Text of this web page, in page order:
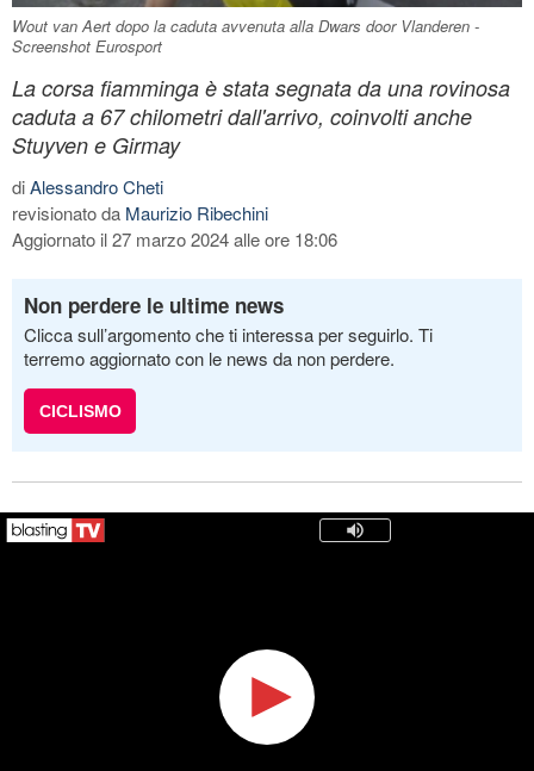
Wout van Aert dopo la caduta avvenuta alla Dwars door Vlanderen -
Screenshot Eurosport
La corsa fiamminga è stata segnata da una rovinosa
caduta a 67 chilometri dall'arrivo, coinvolti anche
Stuyven e Girmay
diAlessandro Cheti
revisionato da Maurizio Ribechini
Aggiornato il 27 marzo 2024 alle ore 18:06
Non perdere le ultime news
Clicca sull’argomento che ti interessa per seguirlo. Ti
terremo aggiornato con le news da non perdere.
CICLISMO